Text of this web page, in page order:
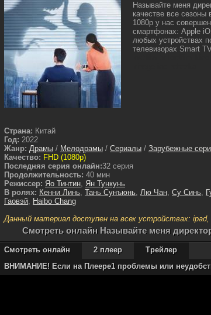
Называйте меня
качестве все сезоны
1080p у нас
смартфонах: Apple
любых устройствах
телевизорах Smart
Страна: Китай
Год: 2022
Жанр: Драмы / Мелодрамы / Сериалы / Зарубежные
Качество: FHD (1080p)
Последняя серия онлайн:32 серия
Продолжительность: 40 мин
Режиссер: Яо Тинтин, Ян Тункунь
В ролях: Кенни Линь, Тань Сунъюнь, Лю Чан, Су Синь,
Гаовэй, Haibo Chang
Данный материал доступен на всех устройствах: ipad,
Cмотреть онлайн Называйте меня
Смотреть онлайн 2 плеер
Трейлер
ВНИМАНИЕ! Если на Плеере1 проблемы или